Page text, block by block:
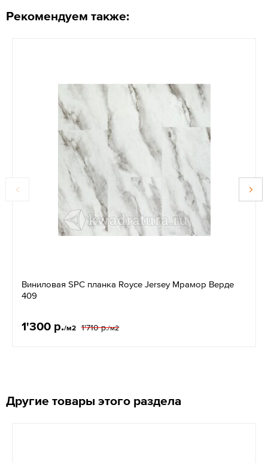
Рекомендуем также:
Виниловая SPC планка Royce Jersey Мрамор Верде
409
1'300 р./м2 1'710 р./м2
Другие товары этого раздела